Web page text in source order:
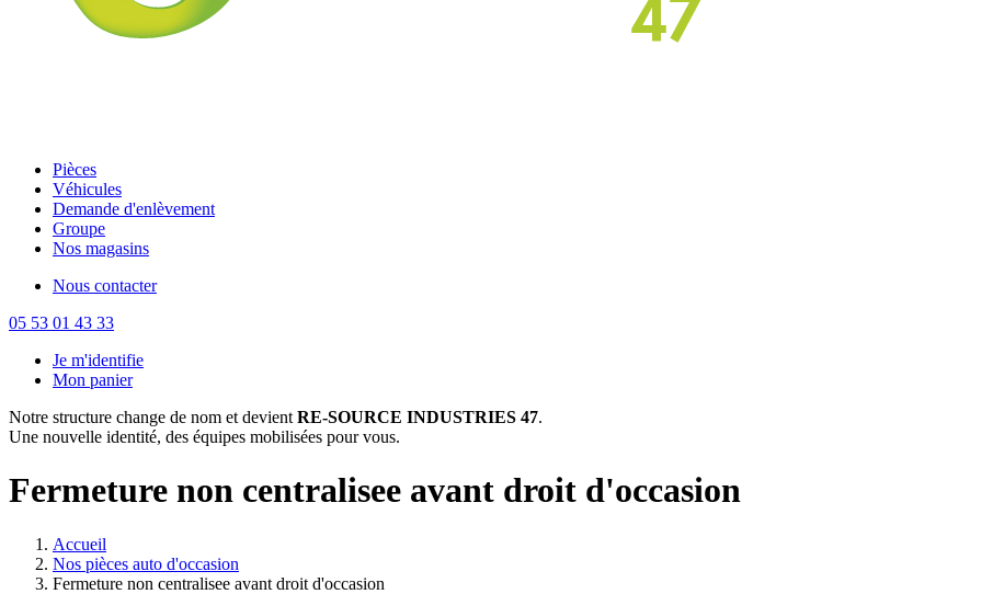
Pièces
Véhicules
Demande d'enlèvement
Groupe
Nos magasins
Nous contacter
05 53 01 43 33
Je m'identifie
Mon panier
Notre structure change de nom et devient RE-SOURCE INDUSTRIES 47.
Une nouvelle identité, des équipes mobilisées pour vous.
Fermeture non centralisee avant droit d'occasion
Accueil
Nos pièces auto d'occasion
Fermeture non centralisee avant droit d'occasion